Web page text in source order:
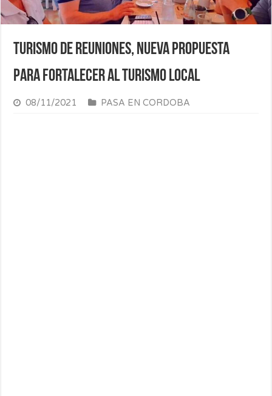
Turismo de reuniones, nueva propuesta
para fortalecer al turismo local
08/11/2021 PASA EN CORDOBA